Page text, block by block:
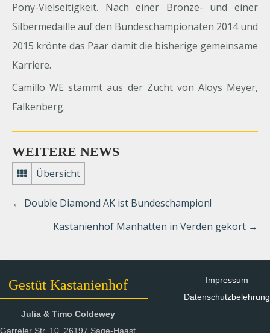
Pony-Vielseitigkeit. Nach einer Bronze- und einer
Silbermedaille auf den Bundeschampionaten 2014 und
2015 krönte das Paar damit die bisherige gemeinsame
Karriere.
Camillo WE stammt aus der Zucht von Aloys Meyer,
Falkenberg.
WEITERE NEWS
Übersicht
← Double Diamond AK ist Bundeschampion!
Kastanienhof Manhatten in Verden gekört →
Gestüt Kastanienhof
Julia & Timo Coldewey
Garreler Str. 10, 26197 Sage-Haast
Impressum
Datenschutzbelehrung